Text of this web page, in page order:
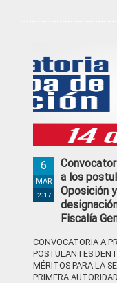
a los
Oposición
Fiscalía
6
MAR
2017
CONVOCATORIA A
POSTULANTES
MÉRITOS PARA LA
PRIMERA